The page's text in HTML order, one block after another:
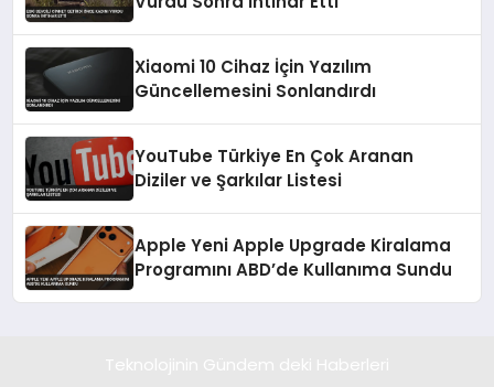
Xiaomi 10 Cihaz İçin Yazılım
Güncellemesini Sonlandırdı
YouTube Türkiye En Çok Aranan
Diziler ve Şarkılar Listesi
Apple Yeni Apple Upgrade Kiralama
Programını ABD’de Kullanıma Sundu